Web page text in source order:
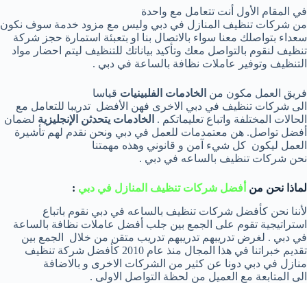
في المقام الأول أنت تتعامل مع واحدة
من شركات تنظيف المنازل في دبي وليس مع مزود خدمة سوف نكون
سعداء بتواصلك معنا سواء بالاتصال بنا او بتعبئة استمارة حجز شركة
تنظيف لنقوم بالتواصل معك وتأكيد بياناتك للتنظيف ليتم احضار مواد
التنظيف وتوفير عاملات نظافة بالساعة في دبي .
فريق العمل مكون من الخادمات الفلبينيات قياسا
الى شركات تنظيف في دبي الاخرى فهن الأفضل تدريبا للتعامل مع
الحالات المختلفة واتباع تعليماتكم . الخادمات يتحدثن الإنجليزية لضمان
أفضل تواصل. هن معتمدمات للعمل في دبي ونحن نقدم لهم تأشيرة
العمل ليكون كل شيء آمن و قانوني وهذه مهمتنا
نحن شركات تنظيف بالساعه في دبي .
لماذا نحن من أفضل شركات تنظيف المنازل في دبي :
لأننا نحن كأفضل شركات تنظيف بالساعه في دبي نقوم باتباع
استراتيجية تقوم على الجمع بين جلب أفضل عاملات نظافة بالساعة
في دبي . لغرض تدريبهم تدريبهم تدريب متقن من خلال الجمع بين
تقديم خبراتنا في هذا المجال منذ عام 2010 كأفضل شركة تنظيف
منازل في دبي دونا عن كثير من الشركات الاخرى و بالاضافة
الى المتابعة مع العميل من لحظة التواصل الاولى .